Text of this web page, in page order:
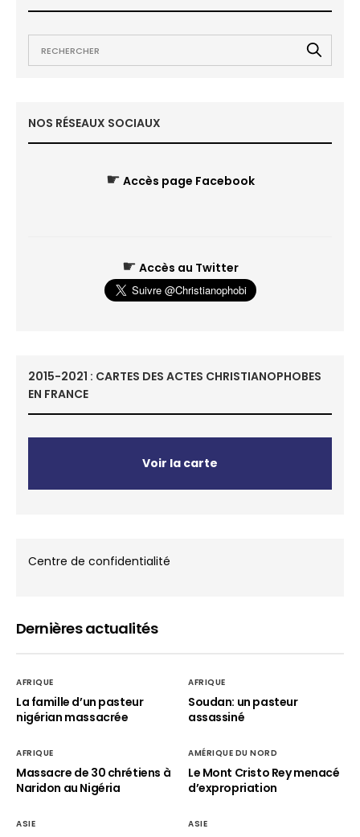
NOS RÉSEAUX SOCIAUX
☛ Accès page Facebook
☛ Accès au Twitter
2015-2021 : CARTES DES ACTES CHRISTIANOPHOBES
EN FRANCE
Voir la carte
Centre de confidentialité
Dernières actualités
AFRIQUE
La famille d’un pasteur
nigérian massacrée
AFRIQUE
Soudan: un pasteur
assassiné
AFRIQUE
Massacre de 30 chrétiens à
Naridon au Nigéria
AMÉRIQUE DU NORD
Le Mont Cristo Rey menacé
d’expropriation
ASIE ASIE